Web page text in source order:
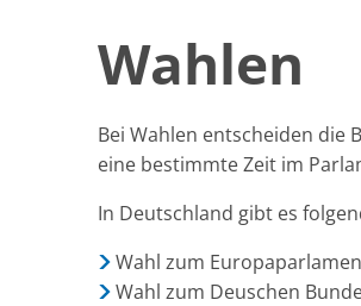
WahlenWahlen
Bei Wahlen entscheiden die
eine bestimmte Zeit im
In Deutschland gibt es
Wahl zum
Wahl zum Deuschen